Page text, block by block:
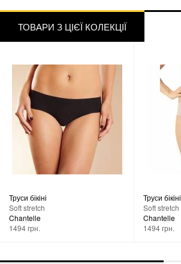
ТОВАРИ З ЦІЄЇ КОЛЕКЦІЇ
Труси бікіні
Soft stretch
Chantelle
1494 грн.
Труси бікіні
Soft stretch
Chantelle
1494 грн.